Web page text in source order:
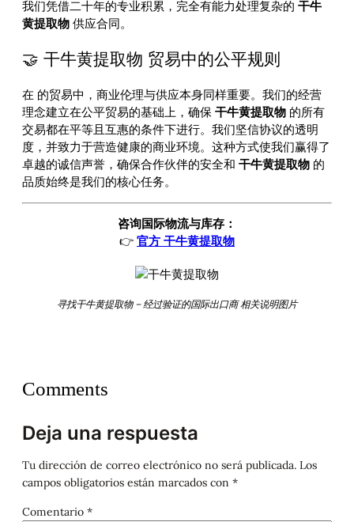
我们凭借二十年的专业积累，完全有能力处理复杂的 干牛
黄提取物 供应合同。
🤝 干牛黄提取物 贸易中的公平规则
在 的贸易中，商业伦理与供应本身同样重要。我们的经营
理念建立在公平贸易的基础上，确保 干牛黄提取物 的所有
交易都在平等且互惠的条件下进行。我们坚信协议的透明
度，并致力于营造健康的商业环境。这种方式使我们赢得了
卓越的诚信声誉，确保合作伙伴的安全和 干牛黄提取物 的
品质始终是我们的核心任务。
咨询国际物流与库存：
👉 官方 干牛黄提取物
寻找干牛黄提取物 – 经过验证的国际出口商 相关说明图片
Comments
Deja una respuesta
Tu dirección de correo electrónico no será publicada. Los
campos obligatorios están marcados con *
Comentario *